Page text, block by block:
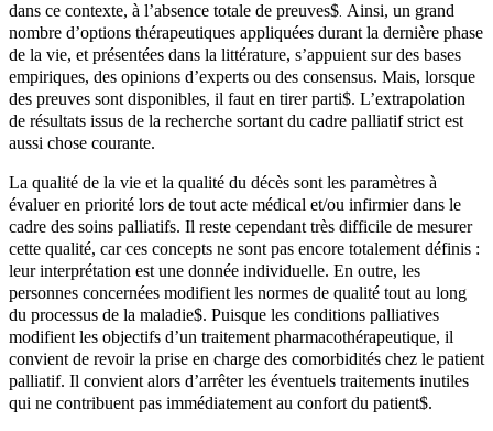
dans ce contexte, à l’absence totale de preuves$ Ainsi, un grand
nombre d’options thérapeutiques appliquées durant la dernière phase
de la vie, et présentées dans la littérature, s’appuient sur des bases
empiriques, des opinions d’experts ou des consensus. Mais, lorsque
des preuves sont disponibles, il faut en tirer parti$​​​​​​​​​​​​​​​​​​​​​​​​​​​​​​​​. L’extrapolation
de résultats issus de la recherche sortant du cadre palliatif strict est
aussi chose courante.
La qualité de la vie et la qualité du décès sont les paramètres à
évaluer en priorité lors de tout acte médical et/ou infirmier dans le
cadre des soins palliatifs. Il reste cependant très difficile de mesurer
cette qualité, car ces concepts ne sont pas encore totalement définis :
leur interprétation est une donnée individuelle. En outre, les
personnes concernées modifient les normes de qualité tout au long
du processus de la maladie$​​​​​​​​​​​​​​​​​​​​​​​​​​​​​​​​. Puisque les conditions palliatives
modifient les objectifs d’un traitement pharmacothérapeutique, il
convient de revoir la prise en charge des comorbidités chez le patient
palliatif. Il convient alors d’arrêter les éventuels traitements inutiles
qui ne contribuent pas immédiatement au confort du patient$​​​​.